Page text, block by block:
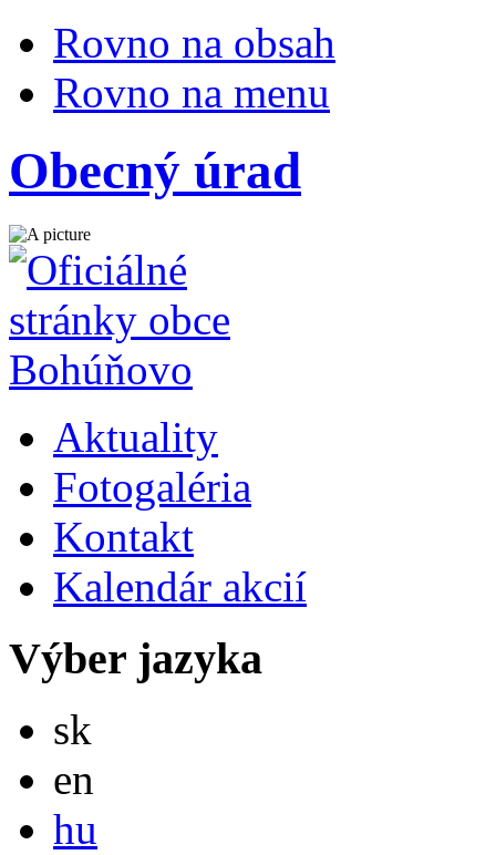
Rovno na obsah
Rovno na menu
Obecný úrad
Aktuality
Fotogaléria
Kontakt
Kalendár akcií
Výber jazyka
sk
en
hu